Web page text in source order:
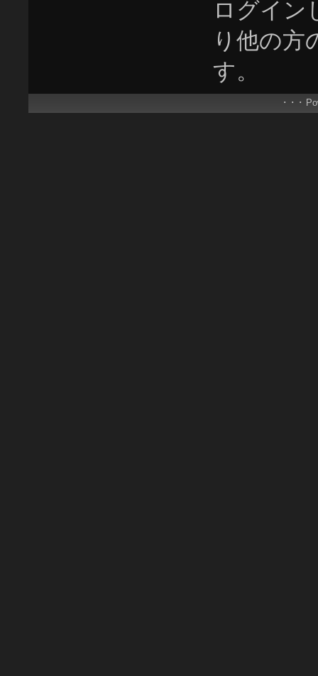
ログイン
り他の方
す。
･ ･ ･